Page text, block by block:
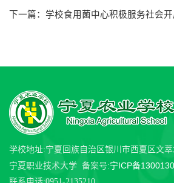
下一篇： 学校食用菌中心积极服务社会开
学校地址:宁夏回族自治区银川市西夏区文
宁夏职业技术大学 备案号:宁ICP备